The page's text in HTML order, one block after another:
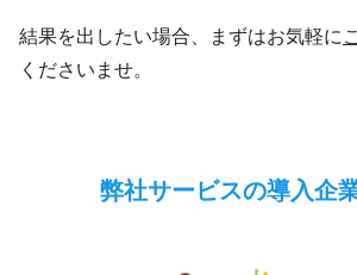
結果を出したい場合、まずはお気軽に
くださいませ。
弊社サービスの導入企